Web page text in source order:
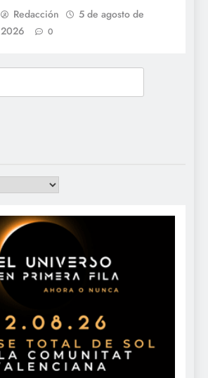
Redacción
5 de agosto de
2026
0